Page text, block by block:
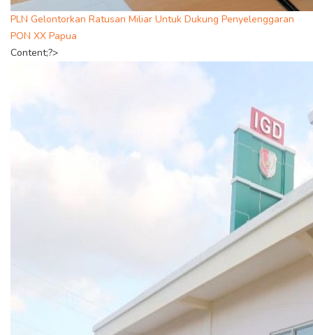
PLN Gelontorkan Ratusan Miliar Untuk Dukung Penyelenggaran
PON XX Papua
Content;?>